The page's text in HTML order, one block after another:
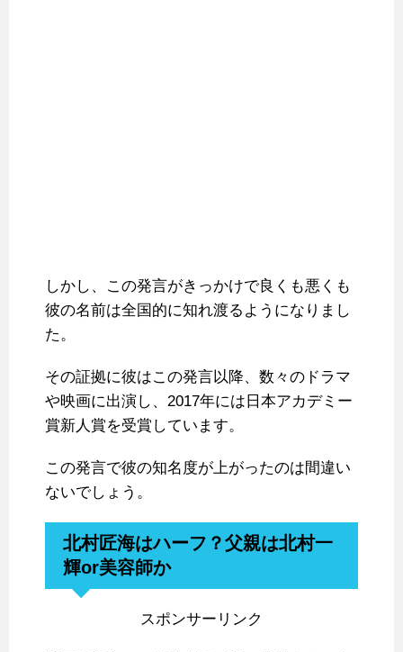
しかし、この発言がきっかけで良くも悪くも
彼の名前は全国的に知れ渡るようになりまし
た。
その証拠に彼はこの発言以降、数々のドラマ
や映画に出演し、2017年には日本アカデミー
賞新人賞を受賞しています。
この発言で彼の知名度が上がったのは間違い
ないでしょう。
北村匠海はハーフ？父親は北村一
輝or美容師か
スポンサーリンク